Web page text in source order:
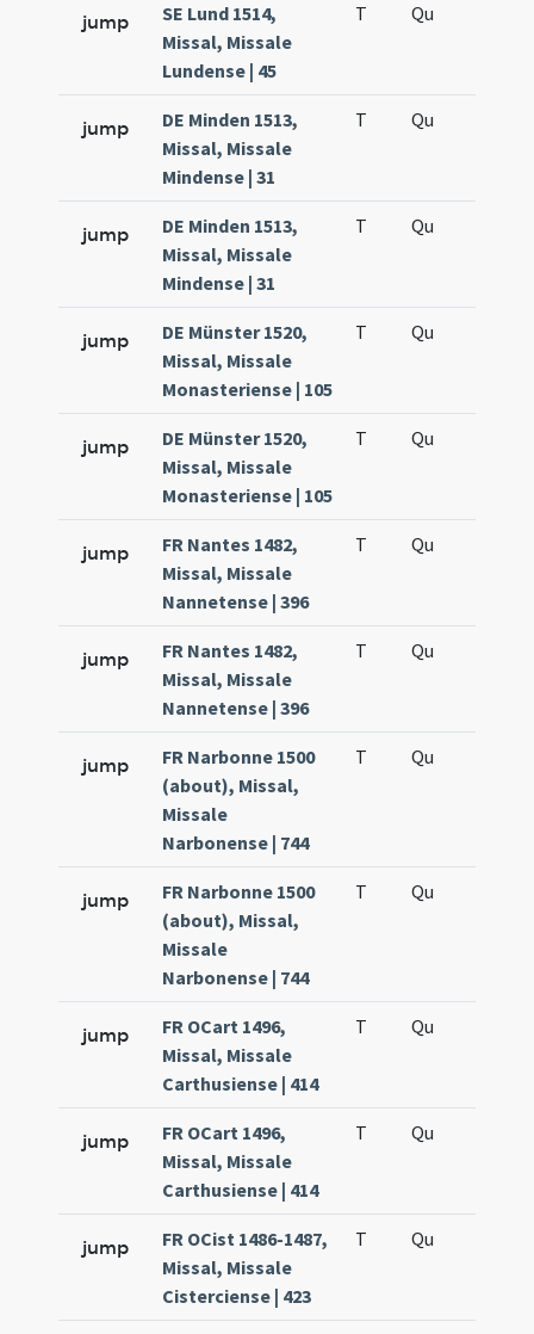
jump
SE Lund 1514,
Missal, Missale
Lundense | 45
T Qu
jump
DE Minden 1513,
Missal, Missale
Mindense | 31
T Qu
jump
DE Minden 1513,
Missal, Missale
Mindense | 31
T Qu
jump
DE Münster 1520,
Missal, Missale
Monasteriense | 105
T Qu
jump
DE Münster 1520,
Missal, Missale
Monasteriense | 105
T Qu
jump
FR Nantes 1482,
Missal, Missale
Nannetense | 396
T Qu
jump
FR Nantes 1482,
Missal, Missale
Nannetense | 396
T Qu
jump
FR Narbonne 1500
(about), Missal,
Missale
Narbonense | 744
T Qu
jump
FR Narbonne 1500
(about), Missal,
Missale
Narbonense | 744
T Qu
jump
FR OCart 1496,
Missal, Missale
Carthusiense | 414
T Qu
jump
FR OCart 1496,
Missal, Missale
Carthusiense | 414
T Qu
jump
FR OCist 1486-1487,
Missal, Missale
Cisterciense | 423
T Qu